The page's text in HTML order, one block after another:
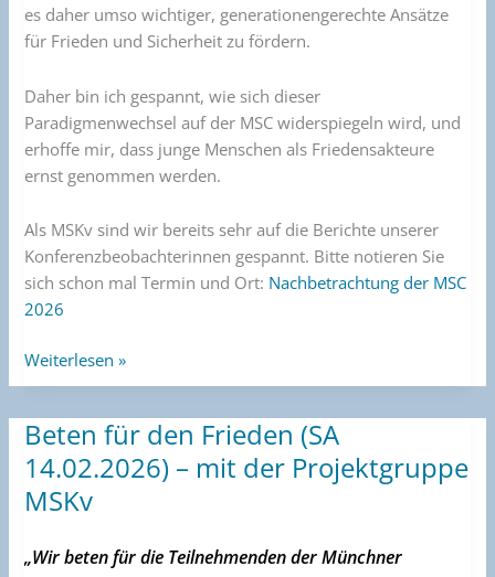
es daher umso wichtiger, generationengerechte Ansätze
für Frieden und Sicherheit zu fördern.
Daher bin ich gespannt, wie sich dieser
Paradigmenwechsel auf der MSC widerspiegeln wird, und
erhoffe mir, dass junge Menschen als Friedensakteure
ernst genommen werden.
Als MSKv sind wir bereits sehr auf die Berichte unserer
Konferenzbeobachterinnen gespannt. Bitte notieren Sie
sich schon mal Termin und Ort: Nachbetrachtung der MSC
2026
Weiterlesen »
Beten für den Frieden (SA
14.02.2026) – mit der Projektgruppe
MSKv
„Wir beten für die Teilnehmenden der Münchner
Beten
für
den
Frieden
14.02.2026)